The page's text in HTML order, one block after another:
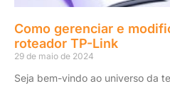
Como gerenciar e
roteador TP-Link
29 de maio de 2024
Seja bem-vindo ao universo da